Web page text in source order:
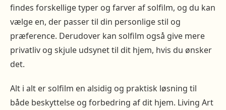
findes forskellige typer og farver af solfilm, og du kan
vælge en, der passer til din personlige stil og
præference. Derudover kan solfilm også give mere
privatliv og skjule udsynet til dit hjem, hvis du ønsker
det.
Alt i alt er solfilm en alsidig og praktisk løsning til
både beskyttelse og forbedring af dit hjem. Living Art